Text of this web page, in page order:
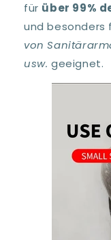
für über 99%
und besonders
von
usw. geeignet.